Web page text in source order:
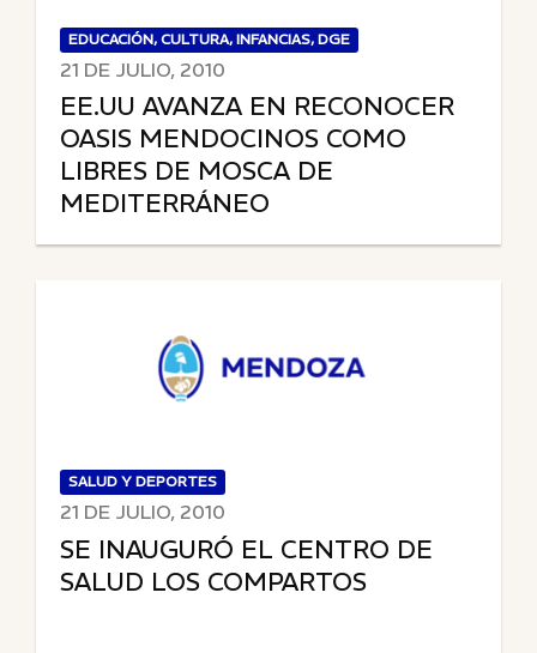
EDUCACIÓN, CULTURA, INFANCIAS, DGE
21 DE JULIO, 2010
EE.UU AVANZA EN RECONOCER
OASIS MENDOCINOS COMO
LIBRES DE MOSCA DE
MEDITERRÁNEO
SALUD Y DEPORTES
21 DE JULIO, 2010
SE INAUGURÓ EL CENTRO DE
SALUD LOS COMPARTOS